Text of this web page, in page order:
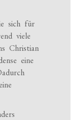
sich für
viele
Christian
eine